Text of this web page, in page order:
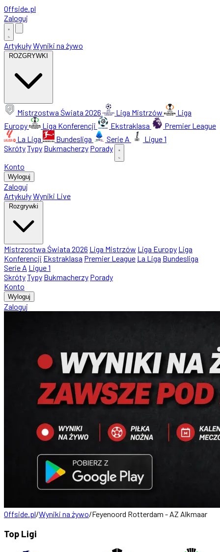
Offside.pl
Zaloguj
ArtykułyWyniki na żywo
ROZGRYWKI
Mistrzostwa Świata 2026 Liga Mistrzów
Liga
Europy
Liga Konferencji Ekstraklasa
Premier League
La Liga
Bundesliga Serie A
Ligue 1
SkrótyTypy Bukmacherzy Porady
Konto
Wyloguj
Zaloguj
ArtykułyWyniki Live
Rozgrywki
Mistrzostwa Świata 2026 Liga Mistrzów Liga Europy Liga
Konferencji Ekstraklasa Premier League La Liga Bundesliga
Serie A Ligue 1
SkrótyTypy Bukmacherzy Porady
Konto
Wyloguj
Zaloguj
Offside.pl/Wyniki na żywo/Feyenoord Rotterdam - AZ Alkmaar
Top Ligi